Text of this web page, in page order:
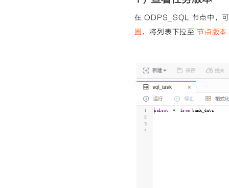
在 ODPS_SQL 节点中，
置 ，将列表下拉至节点版本